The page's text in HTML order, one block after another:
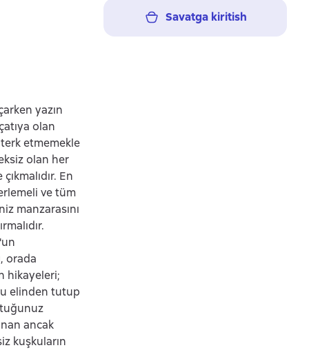
Savatga kiritish
yazın
olan
etmemekle
olan her
En
ve tüm
manzarasını
orada
hikayeleri;
elinden tutup
ancak
kuşkuların